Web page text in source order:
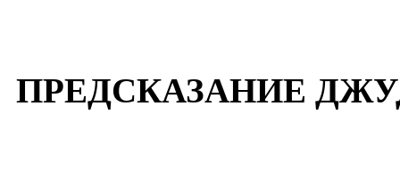
ПРЕДСКАЗАНИЕ